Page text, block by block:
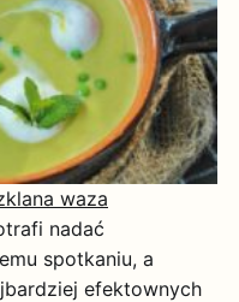
waza
nadać
spotkaniu, a
efektownych